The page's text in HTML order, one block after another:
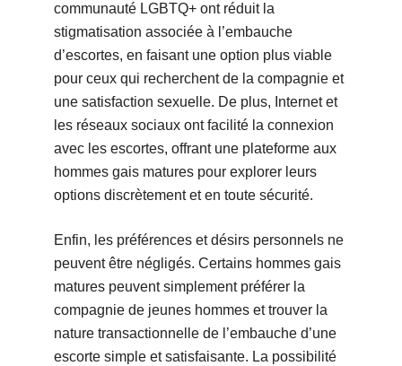
communauté LGBTQ+ ont réduit la
stigmatisation associée à l’embauche
d’escortes, en faisant une option plus viable
pour ceux qui recherchent de la compagnie et
une satisfaction sexuelle. De plus, Internet et
les réseaux sociaux ont facilité la connexion
avec les escortes, offrant une plateforme aux
hommes gais matures pour explorer leurs
options discrètement et en toute sécurité.
Enfin, les préférences et désirs personnels ne
peuvent être négligés. Certains hommes gais
matures peuvent simplement préférer la
compagnie de jeunes hommes et trouver la
nature transactionnelle de l’embauche d’une
escorte simple et satisfaisante. La possibilité